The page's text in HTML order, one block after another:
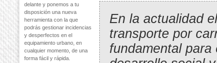
delante y ponemos a tu
disposición una nueva
herramienta con la que
podrás gestionar incidencias
y desperfectos en el
equipamiento urbano, en
cualquier momento, de una
forma fácil y rápida.
En la actualidad el
transporte por
fundamental para